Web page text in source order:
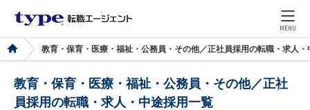
MENU
教育・保育・医療・福祉・公務員・その他／正社員採用の転職・求人・
教育・保育・医療・福祉・公務員・その他／正社
員採用の転職・求人・中途採用一覧